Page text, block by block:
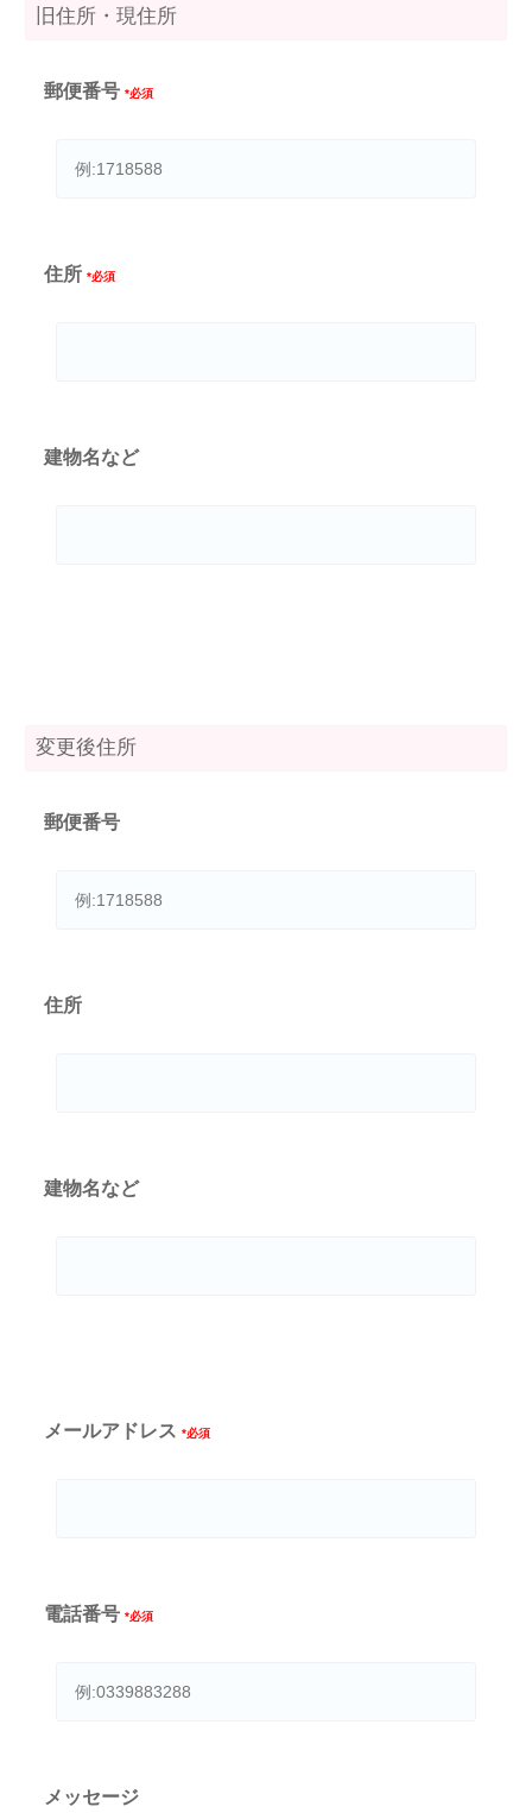
旧住所・現住所
郵便番号 *必須
住所 *必須
建物名など
変更後住所
郵便番号
住所
建物名など
メールアドレス *必須
電話番号 *必須
メッセージ